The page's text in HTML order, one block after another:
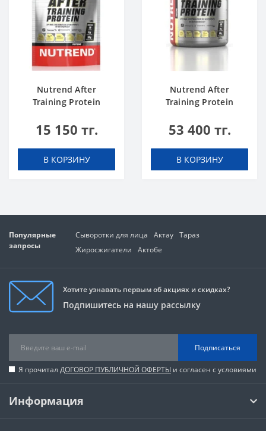
Nutrend After
Training Protein
15 150 тг.
В КОРЗИНУ
Nutrend After
Training Protein
53 400 тг.
В КОРЗИНУ
Популярные
запросы
Сыворотки для лица Актау
Тараз
Жиросжигатели
Актобе
Хотите узнавать первым об акциях и скидках?
Подпишитесь на нашу рассылку
Подписаться
Я прочитал ДОГОВОР ПУБЛИЧНОЙ ОФЕРТЫ и согласен с условиями
Информация